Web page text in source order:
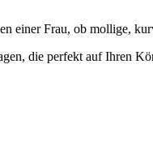
einer Frau, ob mollige,
die perfekt auf Ihren